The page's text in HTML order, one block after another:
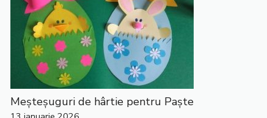
Meșteșuguri de hârtie pentru Paște